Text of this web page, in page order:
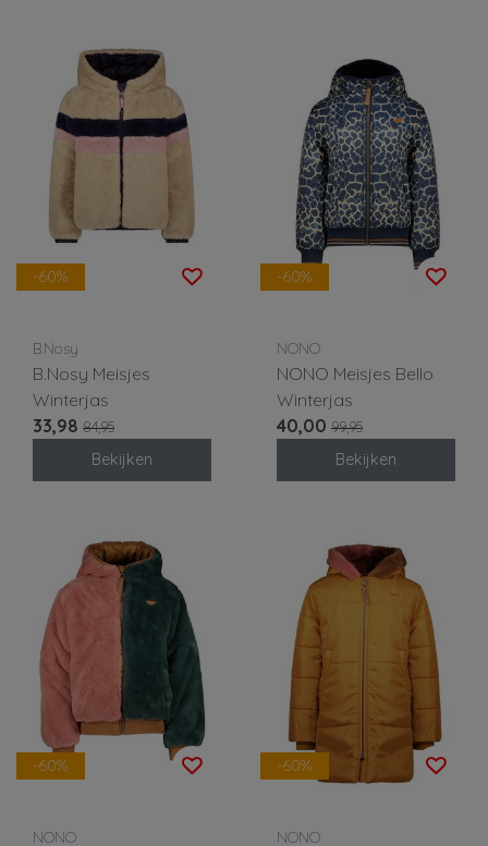
-60%
B.Nosy
B.Nosy Meisjes
Winterjas
33,98 84,95
Bekijken
-60%
NONO
NONO Meisjes Bello
Winterjas
40,00 99,95
Bekijken
-60%
NONO
-60%
NONO